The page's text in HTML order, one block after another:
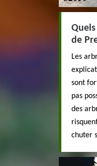
de
Les
sont
pas
des
chuter